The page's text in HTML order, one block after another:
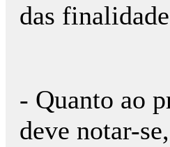
das
- Quanto ao
deve notar-